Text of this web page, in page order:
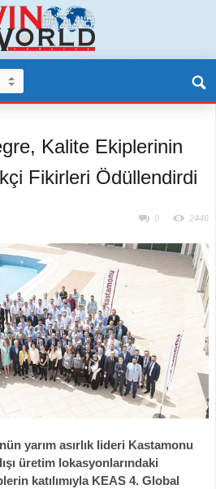
Kalite Ekiplerinin
Fikirleri Ödüllendirdi
0 2446
yarım asırlık lideri Kastamonu
üretim lokasyonlarındaki
in katılımıyla KEAS 4. Global